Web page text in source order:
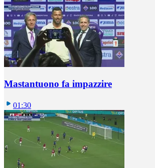
Mastantuono fa impazzire
01:30